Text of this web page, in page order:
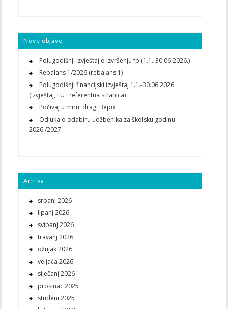
Nove objave
Polugodišnji izvještaj o izvršenju fp (1.1.-30.06.2026.)
Rebalans 1/2026 (rebalans 1)
Polugodišnji financijski izvještaj 1.1.-30.06.2026
(izvještaj, EU i referentna stranica)
Počivaj u miru, dragi Bepo
Odluka o odabiru udžbenika za školsku godinu
2026./2027.
Arhiva
srpanj 2026
lipanj 2026
svibanj 2026
travanj 2026
ožujak 2026
veljača 2026
siječanj 2026
prosinac 2025
studeni 2025